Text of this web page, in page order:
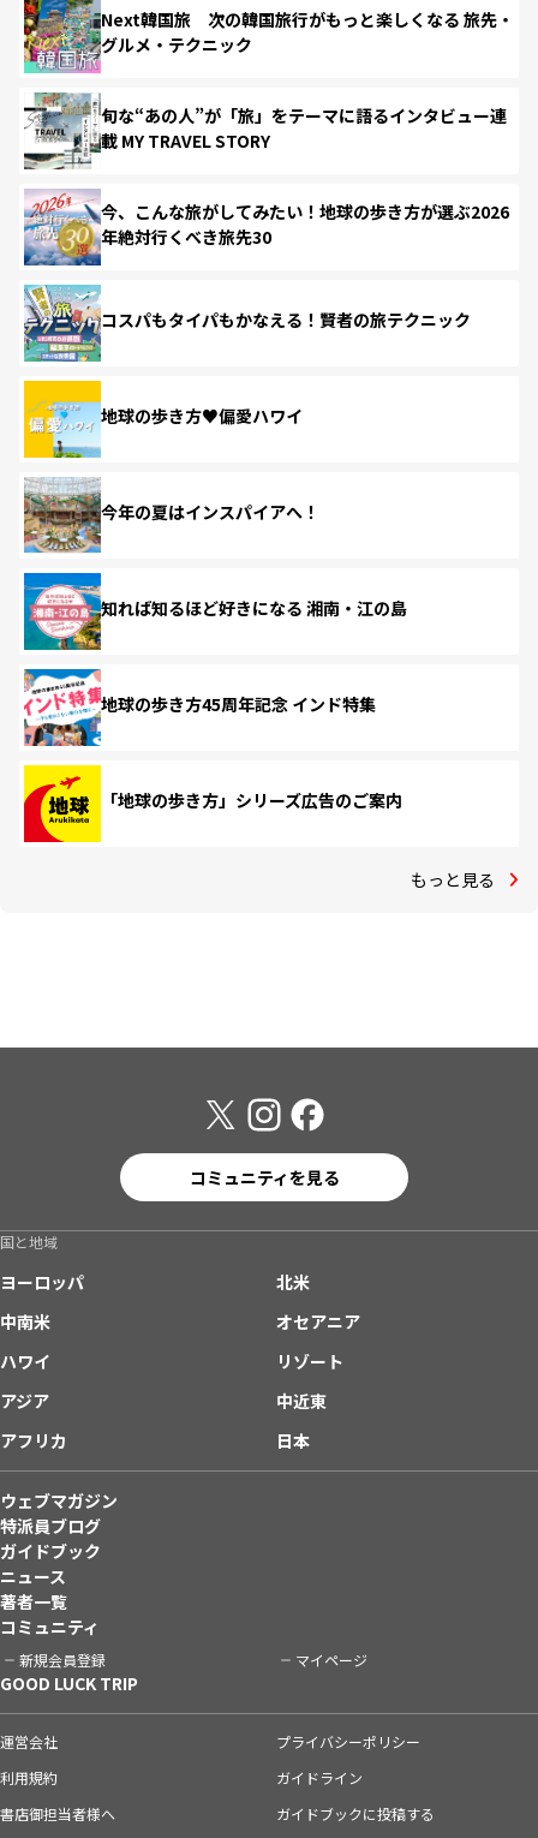
Next韓国旅 次の韓国旅行がもっと楽しくなる 旅先・
グルメ・テクニック
旬な“あの人”が「旅」をテーマに語るインタビュー連
載 MY TRAVEL STORY
今、こんな旅がしてみたい！地球の歩き方が選ぶ2026
年絶対行くべき旅先30
コスパもタイパもかなえる！賢者の旅テクニック
地球の歩き方♥偏愛ハワイ
今年の夏はインスパイアへ！
知れば知るほど好きになる 湘南・江の島
地球の歩き方45周年記念 インド特集
「地球の歩き方」シリーズ広告のご案内
もっと見る
コミュニティを見る
国と地域
ヨーロッパ
北米
中南米
オセアニア
ハワイ
リゾート
アジア
中近東
アフリカ
日本
ウェブマガジン
特派員ブログ
ガイドブック
ニュース
著者一覧
コミュニティ
新規会員登録 マイページ
GOOD LUCK TRIP
運営会社
プライバシーポリシー
利用規約
ガイドライン
書店御担当者様へ
ガイドブックに投稿する